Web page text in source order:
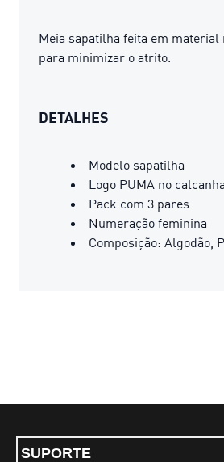
Meia sapatilha feita em material
para minimizar o atrito.
DETALHES
Modelo sapatilha
Logo PUMA no
Pack com 3 pares
Numeração feminina
Composição: Algodão,
SUPORTE